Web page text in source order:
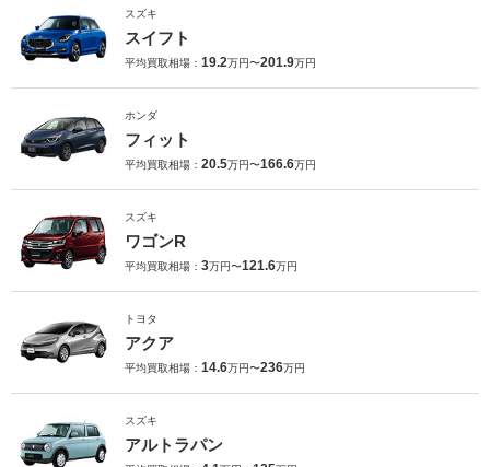
スズキ
スイフト
平均買取相場： 19.2万円〜201.9万円
ホンダ
フィット
平均買取相場： 20.5万円〜166.6万円
スズキ
ワゴンR
平均買取相場： 3万円〜121.6万円
トヨタ
アクア
平均買取相場： 14.6万円〜236万円
スズキ
アルトラパン